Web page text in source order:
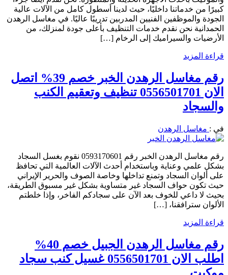
كبيرًا من خدماتنا داخليًا، حيث لدينا أسطول كامل من الآلات عالية
الجودة والموظفين الفنيين المدربين تدريبًا عاليًا. في مغاسل الرهدن
الحمدانية نحن نقدم خدمات التنظيف بأعلى جودة لمنزلك، من
الأرضيات والسيراميك إلى الرخام […]
قراءة المزيد
رقم مغاسل الرهدن الخبر خصم 39% اتصل
الان 0556501701 تنظيف وتعقيم الكنب
والسجاد
في : مغاسل الرهدن
رقم مغاسل الرهدن الخبر رقم 0593170601 نقوم بغسل السجاد
بشكل علمي وعناية وباستخدام أحدث الآلات العالمية التي تحافظ
على ألوان السجاد وتمنع تداخلها وخاصة الصوف والحرير الإيراني
حيث تكون حواف السجاد غير متساوية بشكل غير مسبوق الطريقة،
بحيث لا داعي للخوف بعد الآن على سجادكم الفاخر، وإذا خلطتم
الألوان سترافقنا، […]
قراءة المزيد
رقم مغاسل الرهدن الجبيل خصم 40%
اطلب الان 0556501701 غسيل كنب سجاد